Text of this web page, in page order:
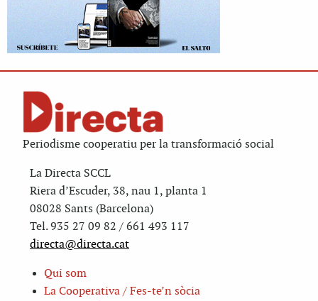
Periodisme cooperatiu per la transformació social
La Directa SCCL
Riera d’Escuder, 38, nau 1, planta 1
08028 Sants (Barcelona)
Tel. 935 27 09 82 / 661 493 117
directa@directa.cat
Qui som
La Cooperativa / Fes-te’n sòcia